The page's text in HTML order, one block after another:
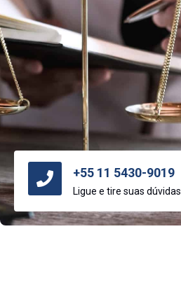
+55 11 5430-9019
Ligue e tire suas dúvidas